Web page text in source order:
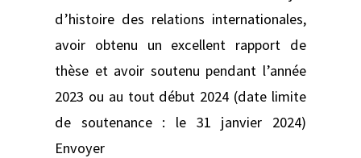
d’histoire des relations internationales,
avoir obtenu un excellent rapport de
thèse et avoir soutenu pendant l’année
2023 ou au tout début 2024 (date limite
de soutenance : le 31 janvier 2024)
Envoyer